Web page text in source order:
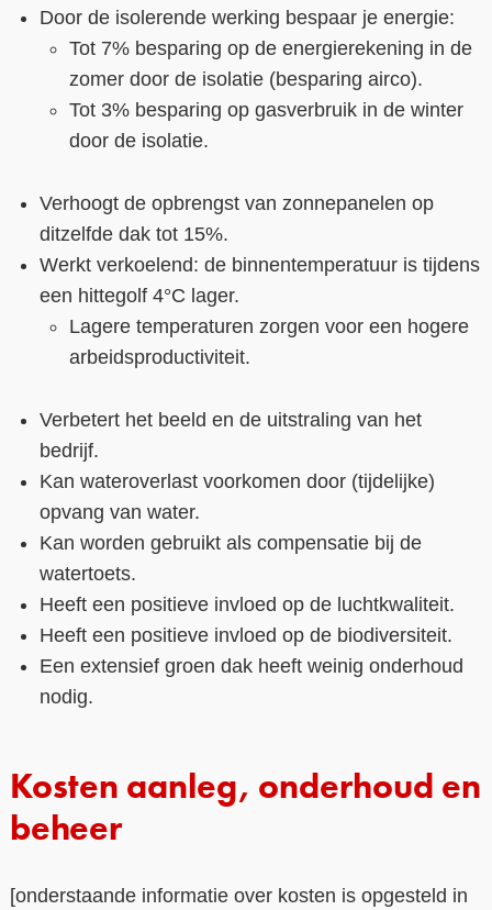
Door de isolerende werking bespaar je energie:
Tot 7% besparing op de energierekening in de
zomer door de isolatie (besparing airco).
Tot 3% besparing op gasverbruik in de winter
door de isolatie.
Verhoogt de opbrengst van zonnepanelen op
ditzelfde dak tot 15%.
Werkt verkoelend: de binnentemperatuur is tijdens
een hittegolf 4°C lager.
Lagere temperaturen zorgen voor een hogere
arbeidsproductiviteit.
Verbetert het beeld en de uitstraling van het
bedrijf.
Kan wateroverlast voorkomen door (tijdelijke)
opvang van water.
Kan worden gebruikt als compensatie bij de
watertoets.
Heeft een positieve invloed op de luchtkwaliteit.
Heeft een positieve invloed op de biodiversiteit.
Een extensief groen dak heeft weinig onderhoud
nodig.
Kosten aanleg, onderhoud en
beheer
[onderstaande informatie over kosten is opgesteld in